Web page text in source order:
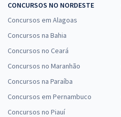
CONCURSOS NO NORDESTE
Concursos em Alagoas
Concursos na Bahia
Concursos no Ceará
Concursos no Maranhão
Concursos na Paraíba
Concursos em Pernambuco
Concursos no Piauí